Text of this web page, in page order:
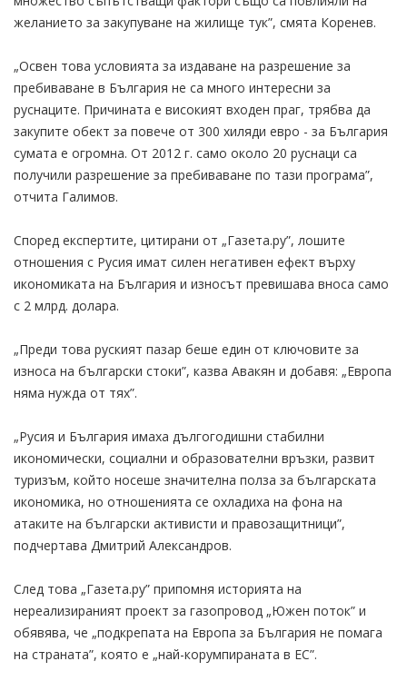
желанието за закупуване на жилище тук”, смята Коренев.
„Освен това условията за издаване на разрешение за
пребиваване в България не са много интересни за
руснаците. Причината е високият входен праг, трябва да
закупите обект за повече от 300 хиляди евро - за България
сумата е огромна. От 2012 г. само около 20 руснаци са
получили разрешение за пребиваване по тази програма”,
отчита Галимов.
Според експертите, цитирани от „Газета.ру”, лошите
отношения с Русия имат силен негативен ефект върху
икономиката на България и износът превишава вноса само
с 2 млрд. долара.
„Преди това руският пазар беше един от ключовите за
износа на български стоки”, казва Авакян и добавя: „Европа
няма нужда от тях”.
„Русия и България имаха дългогодишни стабилни
икономически, социални и образователни връзки, развит
туризъм, който носеше значителна полза за българската
икономика, но отношенията се охладиха на фона на
атаките на български активисти и правозащитници”,
подчертава Дмитрий Александров.
След това „Газета.ру” припомня историята на
нереализираният проект за газопровод „Южен поток” и
обявява, че „подкрепата на Европа за България не помага
на страната”, която е „най-корумпираната в ЕС”.